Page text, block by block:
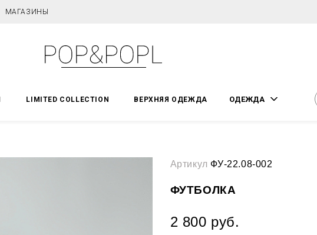
МАГАЗИНЫ
LIMITED COLLECTION ВЕРХНЯЯ ОДЕЖДА ОДЕЖДА
Артикул ФУ-22.08-002
ФУТБОЛКА
2 800 руб.